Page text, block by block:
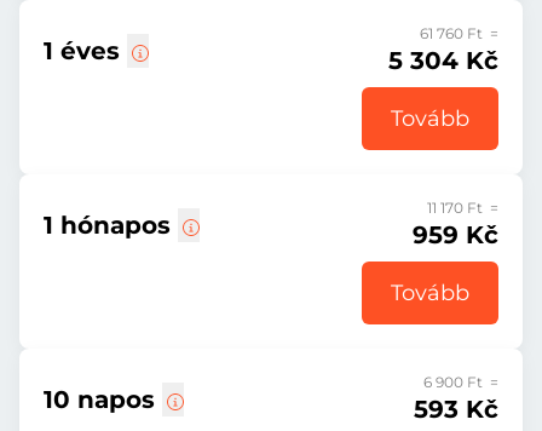
1 éves
61 760 Ft =
5 304 Kč
Tovább
1 hónapos
11 170 Ft =
959 Kč
Tovább
10 napos
6 900 Ft =
593 Kč